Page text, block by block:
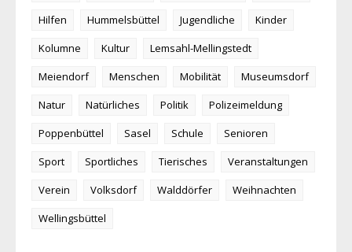
Hilfen
Hummelsbüttel Jugendliche
Kinder
Kolumne
Kultur
Lemsahl-Mellingstedt
Meiendorf
Menschen Mobilität
Museumsdorf
Natur
Natürliches Politik
Polizeimeldung
Poppenbüttel
Sasel Schule
Senioren
Sport
Sportliches Tierisches
Veranstaltungen
Verein
Volksdorf Walddörfer
Weihnachten
Wellingsbüttel